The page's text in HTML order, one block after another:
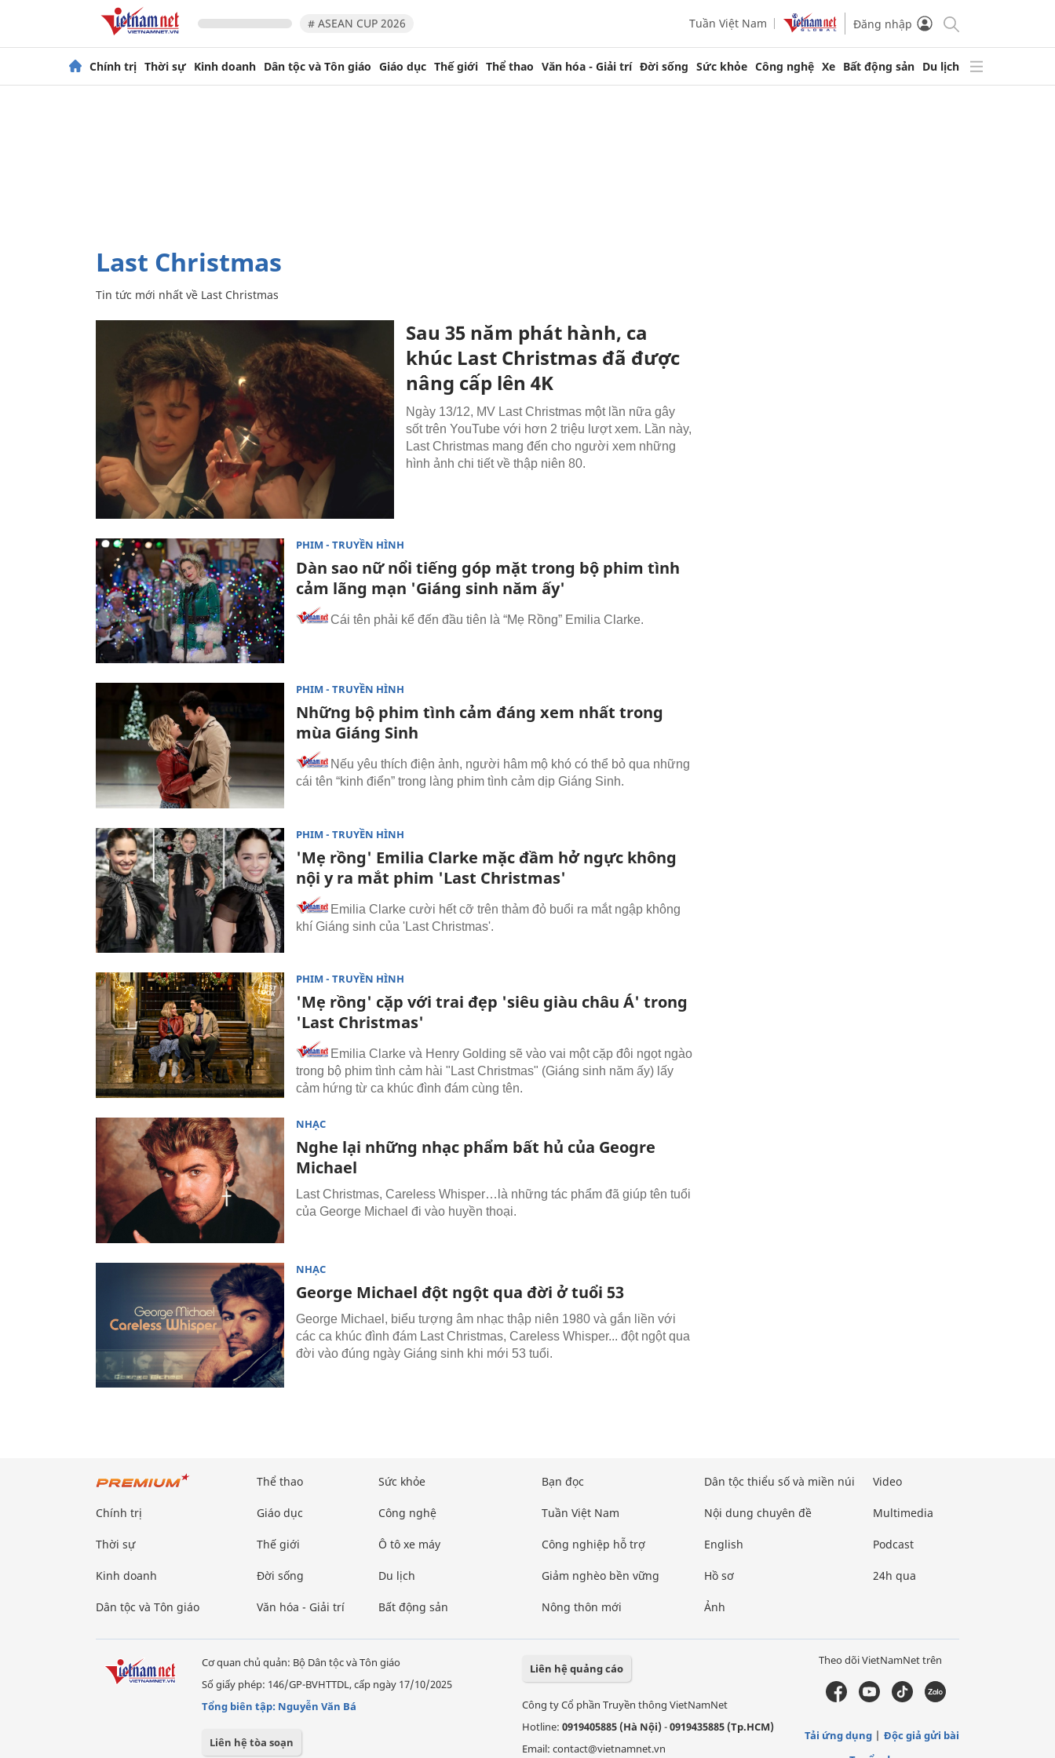
# ASEAN CUP 2026 Tuần Việt Nam Đăng nhập
Chính trị Thời sự Kinh doanh Dân tộc và Tôn giáo Giáo dục Thế giới Thể thao Văn hóa - Giải trí Đời sống Sức khỏe Công nghệ Xe Bất động sản Du lịch
Last Christmas
Tin tức mới nhất về Last Christmas
Sau 35 năm phát hành, ca
khúc Last Christmas đã được
nâng cấp lên 4K
Ngày 13/12, MV Last Christmas một lần nữa gây
sốt trên YouTube với hơn 2 triệu lượt xem. Lần này,
Last Christmas mang đến cho người xem những
hình ảnh chi tiết về thập niên 80.
PHIM - TRUYỀN HÌNH
Dàn sao nữ nổi tiếng góp mặt trong bộ phim tình
cảm lãng mạn 'Giáng sinh năm ấy'
Cái tên phải kể đến đầu tiên là “Mẹ Rồng” Emilia Clarke.
PHIM - TRUYỀN HÌNH
Những bộ phim tình cảm đáng xem nhất trong
mùa Giáng Sinh
Nếu yêu thích điện ảnh, người hâm mộ khó có thể bỏ qua những
cái tên “kinh điển” trong làng phim tình cảm dịp Giáng Sinh.
PHIM - TRUYỀN HÌNH
'Mẹ rồng' Emilia Clarke mặc đầm hở ngực không
nội y ra mắt phim 'Last Christmas'
Emilia Clarke cười hết cỡ trên thảm đỏ buổi ra mắt ngập không
khí Giáng sinh của 'Last Christmas'.
PHIM - TRUYỀN HÌNH
'Mẹ rồng' cặp với trai đẹp 'siêu giàu châu Á' trong
'Last Christmas'
Emilia Clarke và Henry Golding sẽ vào vai một cặp đôi ngọt ngào
trong bộ phim tình cảm hài "Last Christmas" (Giáng sinh năm ấy) lấy
cảm hứng từ ca khúc đình đám cùng tên.
NHẠC
Nghe lại những nhạc phẩm bất hủ của Geogre
Michael
Last Christmas, Careless Whisper…là những tác phẩm đã giúp tên tuổi
của George Michael đi vào huyền thoại.
NHẠC
George Michael đột ngột qua đời ở tuổi 53
George Michael, biểu tượng âm nhạc thập niên 1980 và gắn liền với
các ca khúc đình đám Last Christmas, Careless Whisper... đột ngột qua
đời vào đúng ngày Giáng sinh khi mới 53 tuổi.
Chính trị
Thời sự
Kinh doanh
Dân tộc và Tôn giáo
Thể thao
Giáo dục
Thế giới
Đời sống
Văn hóa - Giải trí
Sức khỏe
Công nghệ
Ô tô xe máy
Du lịch
Bất động sản
Bạn đọc
Tuần Việt Nam
Công nghiệp hỗ trợ
Giảm nghèo bền vững
Nông thôn mới
Dân tộc thiểu số và miền núi
Nội dung chuyên đề
English
Hồ sơ
Ảnh
Video
Multimedia
Podcast
24h qua
Cơ quan chủ quản: Bộ Dân tộc và Tôn giáo
Số giấy phép: 146/GP-BVHTTDL, cấp ngày 17/10/2025
Tổng biên tập: Nguyễn Văn Bá
Liên hệ tòa soạn
Liên hệ quảng cáo
Công ty Cổ phần Truyền thông VietNamNet
Hotline: 0919405885 (Hà Nội)-0919435885 (Tp.HCM)
Email: contact@vietnamnet.vn
Theo dõi VietNamNet trên
Tải ứng dụng
Độc giả gửi bài